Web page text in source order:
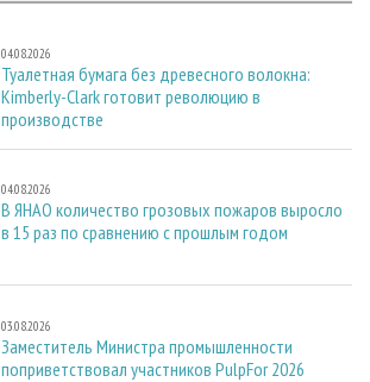
04.08.2026
Туалетная бумага без древесного волокна:
Kimberly-Clark готовит революцию в
производстве
04.08.2026
В ЯНАО количество грозовых пожаров выросло
в 15 раз по сравнению с прошлым годом
03.08.2026
Заместитель Министра промышленности
поприветствовал участников PulpFor 2026